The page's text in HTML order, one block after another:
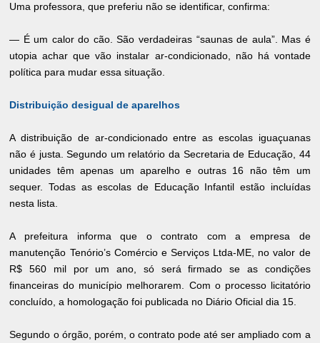
Uma professora, que preferiu não se identificar, confirma:
— É um calor do cão. São verdadeiras “saunas de aula”. Mas é
utopia achar que vão instalar ar-condicionado, não há vontade
política para mudar essa situação.
Distribuição desigual de aparelhos
A distribuição de ar-condicionado entre as escolas iguaçuanas
não é justa. Segundo um relatório da Secretaria de Educação, 44
unidades têm apenas um aparelho e outras 16 não têm um
sequer. Todas as escolas de Educação Infantil estão incluídas
nesta lista.
A prefeitura informa que o contrato com a empresa de
manutenção Tenório’s Comércio e Serviços Ltda-ME, no valor de
R$ 560 mil por um ano, só será firmado se as condições
financeiras do município melhorarem. Com o processo licitatório
concluído, a homologação foi publicada no Diário Oficial dia 15.
Segundo o órgão, porém, o contrato pode até ser ampliado com a